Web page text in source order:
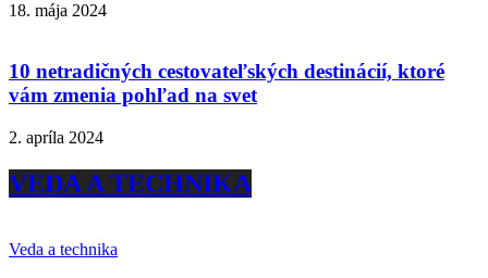
18. mája 2024
10 netradičných cestovateľských destinácií, ktoré
vám zmenia pohľad na svet
2. apríla 2024
VEDA A TECHNIKA
Veda a technika